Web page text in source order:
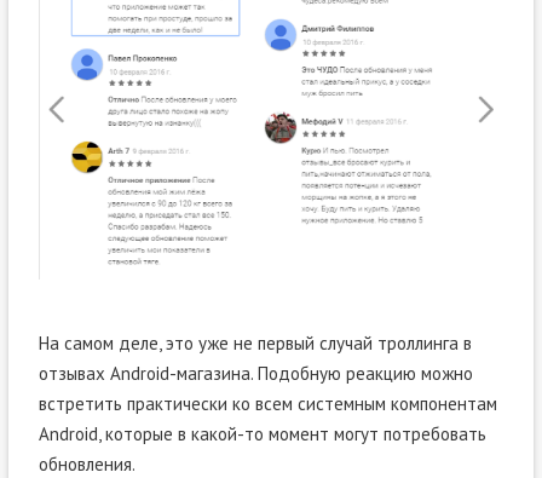
На самом деле, это уже не первый случай троллинга в
отзывах Android-магазина. Подобную реакцию можно
встретить практически ко всем системным компонентам
Android, которые в какой-то момент могут потребовать
обновления.